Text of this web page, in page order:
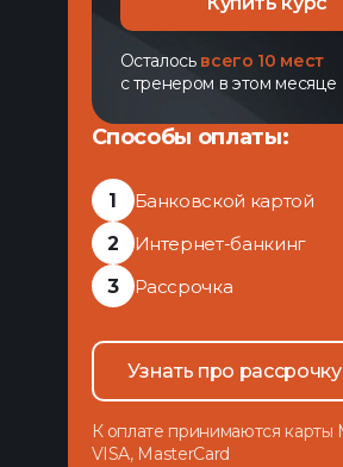
Осталось всего 10 мест
с тренером в этом месяце
Способы оплаты:
1
Банковской картой
2
Интернет-банкинг
3
Рассрочка
Узнать про рассрочку
К оплате принимаются
VISA, MasterCard